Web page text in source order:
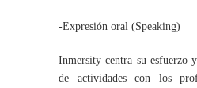
-Expresión oral (Speaking)
Inmersity centra su esfuerzo
de actividades con los